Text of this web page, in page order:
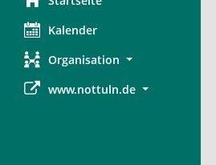
Kalender
Organisation
www.nottuln.de